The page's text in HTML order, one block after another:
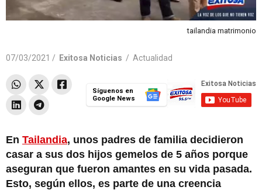
tailandia matrimonio
07/03/2021 / Exitosa Noticias / Actualidad
Síguenos en
Google News
En Tailandia, unos padres de familia decidieron
casar a sus dos hijos gemelos de 5 años porque
aseguran que fueron amantes en su vida pasada.
Esto, según ellos, es parte de una creencia